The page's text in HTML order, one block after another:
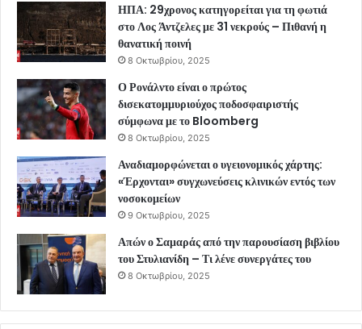
ΗΠΑ: 29χρονος κατηγορείται για τη φωτιά
στο Λος Άντζελες με 31 νεκρούς – Πιθανή η
θανατική ποινή
8 Οκτωβρίου, 2025
Ο Ρονάλντο είναι ο πρώτος
δισεκατομμυριούχος ποδοσφαιριστής
σύμφωνα με το Bloomberg
8 Οκτωβρίου, 2025
Αναδιαμορφώνεται ο υγειονομικός χάρτης:
«Έρχονται» συγχωνεύσεις κλινικών εντός των
νοσοκομείων
9 Οκτωβρίου, 2025
Απών ο Σαμαράς από την παρουσίαση βιβλίου
του Στυλιανίδη – Τι λένε συνεργάτες του
8 Οκτωβρίου, 2025